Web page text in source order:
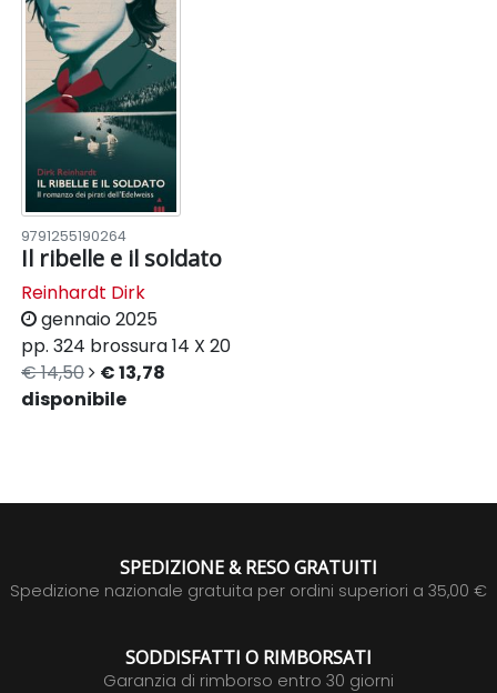
9791255190264
Il ribelle e il soldato
Reinhardt Dirk
gennaio 2025
pp. 324 brossura14 X 20
€ 14,50
€ 13,78
disponibile
SPEDIZIONE & RESO GRATUITI
Spedizione nazionale gratuita per ordini superiori a 35,00 €
SODDISFATTI O RIMBORSATI
Garanzia di rimborso entro 30 giorni